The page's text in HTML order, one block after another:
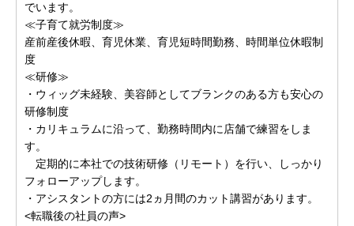
でいます。
≪子育て就労制度≫
産前産後休暇、育児休業、育児短時間勤務、時間単位休暇制
度
≪研修≫
・ウィッグ未経験、美容師としてブランクのある方も安心の
研修制度
・カリキュラムに沿って、勤務時間内に店舗で練習をしま
す。
定期的に本社での技術研修（リモート）を行い、しっかり
フォローアップします。
・アシスタントの方には2ヵ月間のカット講習があります。
<転職後の社員の声>